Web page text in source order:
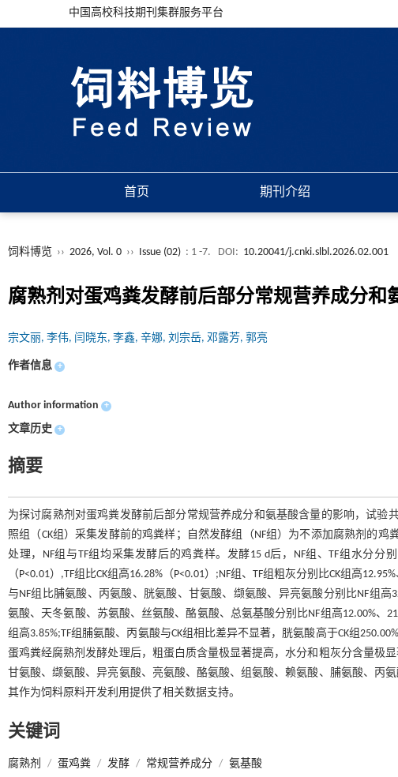
中国高校科技期刊集群服务平台
首页 期刊介绍
饲料博览 ›› 2026, Vol. 0 ›› Issue (02) : 1 -7. DOI: 10.20041/j.cnki.slbl.2026.02.001
腐熟剂对蛋鸡粪发酵前后部分常规营养成分和
宗文丽, 李伟, 闫晓东, 李鑫, 辛娜, 刘宗岳, 邓露芳, 郭亮
作者信息 +
Author information +
文章历史 +
摘要
为探讨腐熟剂对蛋鸡粪发酵前后部分常规营养成分和氨基酸含量的影响，试验
照组（CK组）采集发酵前的鸡粪样；自然发酵组（NF组）为不添加腐熟剂的鸡
处理，NF组与TF组均采集发酵后的鸡粪样。发酵15 d后，NF组、TF组水分分别
（P<0.01）,TF组比CK组高16.28%（P<0.01）;NF组、TF组粗灰分别比CK组高
与NF组比脯氨酸、丙氨酸、胱氨酸、甘氨酸、缬氨酸、异亮氨酸分别比NF组高
氨酸、天冬氨酸、苏氨酸、丝氨酸、酪氨酸、总氨基酸分别比NF组高12.00%、
组高3.85%;TF组脯氨酸、丙氨酸与CK组相比差异不显著，胱氨酸高于CK组
蛋鸡粪经腐熟剂发酵处理后，粗蛋白质含量极显著提高，水分和粗灰分含量极
甘氨酸、缬氨酸、异亮氨酸、亮氨酸、酪氨酸、组氨酸、赖氨酸、脯氨酸、丙
其作为饲料原料开发利用提供了相关数据支持。
关键词
腐熟剂 / 蛋鸡粪 / 发酵 / 常规营养成分 / 氨基酸